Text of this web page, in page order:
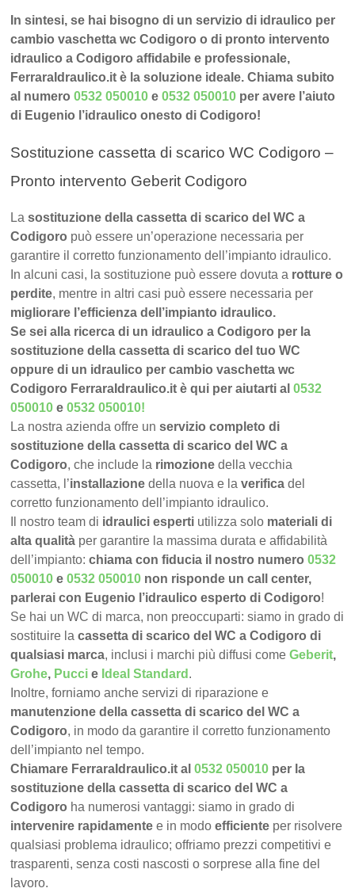
In sintesi, se hai bisogno di un servizio di idraulico per
cambio vaschetta wc Codigoro o di pronto intervento
idraulico a Codigoro affidabile e professionale,
FerraraIdraulico.it è la soluzione ideale. Chiama subito
al numero0532 050010 e0532 050010 per avere l’aiuto
di Eugenio l’idraulico onesto di Codigoro!
Sostituzione cassetta di scarico WC Codigoro –
Pronto intervento Geberit Codigoro
Lasostituzione della cassetta di scarico del WC a
Codigoro può essere un’operazione necessaria per
garantire il corretto funzionamento dell’impianto idraulico.
In alcuni casi, la sostituzione può essere dovuta a rotture o
perdite, mentre in altri casi può essere necessaria per
migliorare l’efficienza dell’impianto idraulico.
Se sei alla ricerca di un idraulico a Codigoro per la
sostituzione della cassetta di scarico del tuo WC
oppure di un idraulico per cambio vaschetta wc
Codigoro FerraraIdraulico.it è qui per aiutarti al0532
050010 e0532 050010!
La nostra azienda offre unservizio completo di
sostituzione della cassetta di scarico del WC a
Codigoro, che include la rimozione della vecchia
cassetta, l’installazione della nuova e laverifica del
corretto funzionamento dell’impianto idraulico.
Il nostro team di idraulici esperti utilizza solo materiali di
alta qualità per garantire la massima durata e affidabilità
dell’impianto:chiama con fiducia il nostro numero0532
050010 e0532 050010 non risponde un call center,
parlerai con Eugenio l’idraulico esperto di Codigoro!
Se hai un WC di marca, non preoccuparti: siamo in grado di
sostituire lacassetta di scarico del WC a Codigoro di
qualsiasi marca, inclusi i marchi più diffusi comeGeberit,
Grohe, Pucci e Ideal Standard .
Inoltre, forniamo anche servizi di riparazione e
manutenzione della cassetta di scarico del WC a
Codigoro, in modo da garantire il corretto funzionamento
dell’impianto nel tempo.
Chiamare FerraraIdraulico.it al0532 050010 per la
sostituzione della cassetta di scarico del WC a
Codigoro ha numerosi vantaggi: siamo in grado di
intervenire rapidamente e in modoefficiente per risolvere
qualsiasi problema idraulico; offriamo prezzi competitivi e
trasparenti, senza costi nascosti o sorprese alla fine del
lavoro.